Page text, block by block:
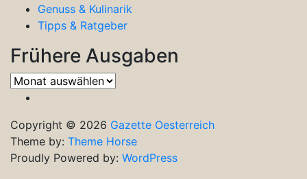
Genuss & Kulinarik
Tipps & Ratgeber
Frühere Ausgaben
Frühere
Ausgaben
Copyright © 2026 Gazette Oesterreich
Theme by: Theme Horse
Proudly Powered by: WordPress